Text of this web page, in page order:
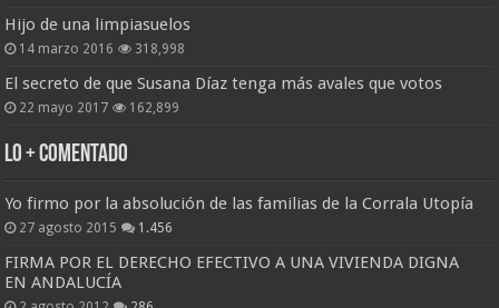
Hijo de una limpiasuelos
14 marzo 2016 318,998
El secreto de que Susana Díaz tenga más avales que votos
22 mayo 2017 162,899
Lo + Comentado
Yo firmo por la absolución de las familias de la Corrala Utopía
27 agosto 2015 1.456
FIRMA POR EL DERECHO EFECTIVO A UNA VIVIENDA DIGNA
EN ANDALUCÍA